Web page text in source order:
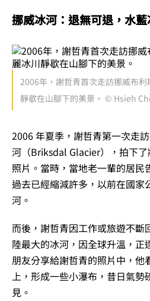
挪威冰河：退無可退，水
2006年，謝哲青首次走訪挪威布
靜歇在山腳下的美景。 © Hsieh
2006 年夏季，謝哲青第一次走
河（Briksdal Glacier），拍下
照片。當時，當地老一輩的居民
過去已經縮減許多，以前在國家
河。
而後，謝哲青因工作或旅遊不斷
陸最大的冰河，因全球升溫，正
朋友分享給謝哲青的照片中，他
上，形成一些小瀑布，昔日氣勢
見。